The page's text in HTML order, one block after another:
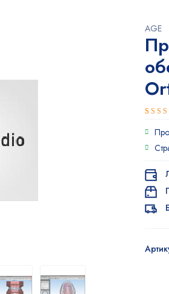
AGE
5.00
на
опроса